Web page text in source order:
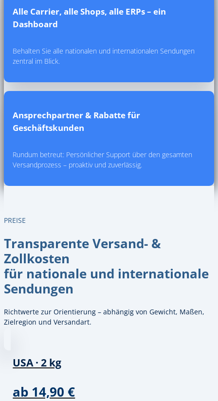
Alle Carrier, alle Shops, alle ERPs – ein
Dashboard
Behalten Sie alle nationalen und internationalen Sendungen
zentral im Blick.
Ansprechpartner & Rabatte für
Geschäftskunden
Rundum betreut: Persönlicher Support über den gesamten
Versandprozess – proaktiv und zuverlässig.
PREISE
Transparente Versand- &
Zollkosten
für nationale und internationale
Sendungen
Richtwerte zur Orientierung – abhängig von Gewicht, Maßen,
Zielregion und Versandart.
USA · 2 kg
ab 14,90 €